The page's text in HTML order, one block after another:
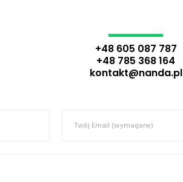
+48 605 087 787
+48 785 368 164
kontakt@nanda.pl